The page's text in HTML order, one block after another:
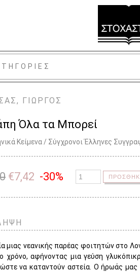
ΓΙΩΡΓΟΣ
Όλα τα Μπορεί
Κείμενα / Σύγχρονοι Έλληνες
€7,42 -30%
μιας νεανικής παρέας φοιτητών στο
χρόνο, αφήνοντας μια γεύση
να καταντούν αστεία. Ο ήρωάς μας